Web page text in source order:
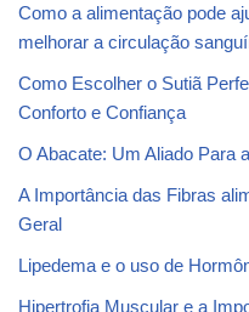
Como a alimentação pode
melhorar a circulação
Como Escolher o Sutiã
Conforto e Confiança
O Abacate: Um Aliado Para
A Importância das Fibras
Geral
Lipedema e o uso de
Hipertrofia Muscular e a